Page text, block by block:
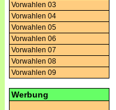
Vorwahlen 03
Vorwahlen 04
Vorwahlen 05
Vorwahlen 06
Vorwahlen 07
Vorwahlen 08
Vorwahlen 09
Werbung